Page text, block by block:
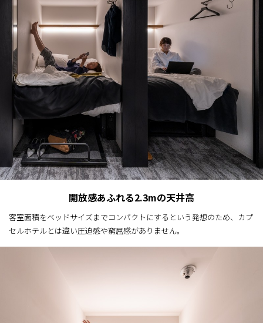
開放感あふれる2.3mの天井高
客室面積をベッドサイズまでコンパクトにするという発想のため、カプ
セルホテルとは違い圧迫感や窮屈感がありません。